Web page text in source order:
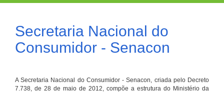
Secretaria Nacional do
Consumidor - Senacon
A Secretaria Nacional do Consumidor - Senacon, criada pelo Decreto
7.738, de 28 de maio de 2012, compõe a estrutura do Ministério da